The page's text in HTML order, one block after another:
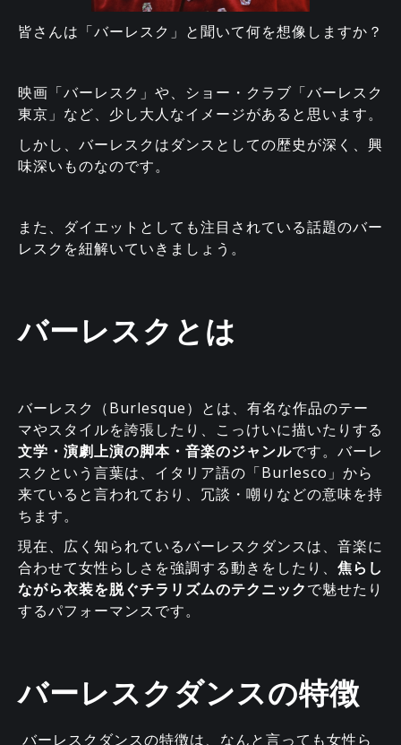
皆さんは「バーレスク」と聞いて何を想像しますか？
映画「バーレスク」や、ショー・クラブ「バーレスク
東京」など、少し大人なイメージがあると思います。
しかし、バーレスクはダンスとしての歴史が深く、興
味深いものなのです。
また、ダイエットとしても注目されている話題のバー
レスクを紐解いていきましょう。
バーレスクとは
バーレスク（Burlesque）とは、有名な作品のテー
マやスタイルを誇張したり、こっけいに描いたりする
文学・演劇上演の脚本・音楽のジャンルです。バーレ
スクという言葉は、イタリア語の「Burlesco」から
来ていると言われており、冗談・嘲りなどの意味を持
ちます。
現在、広く知られているバーレスクダンスは、音楽に
合わせて女性らしさを強調する動きをしたり、 焦らし
ながら衣装を脱ぐチラリズムのテクニックで魅せたり
するパフォーマンスです。
バーレスクダンスの特徴
バーレスクダンスの特徴は、なんと言っても女性ら